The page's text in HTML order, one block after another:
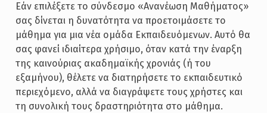
Εάν επιλέξετε το σύνδεσμο «Ανανέωση Μαθήματος»
σας δίνεται η δυνατότητα να προετοιμάσετε το
μάθημα για μια νέα ομάδα Εκπαιδευόμενων. Αυτό θα
σας φανεί ιδιαίτερα χρήσιμο, όταν κατά την έναρξη
της καινούριας ακαδημαϊκής χρονιάς (ή του
εξαμήνου), θέλετε να διατηρήσετε το εκπαιδευτικό
περιεχόμενο, αλλά να διαγράψετε τους χρήστες και
τη συνολική τους δραστηριότητα στο μάθημα.